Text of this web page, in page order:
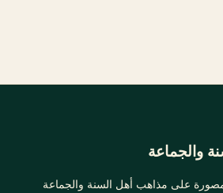
والجماعة
على مذاهب أهل السنة والجماعة